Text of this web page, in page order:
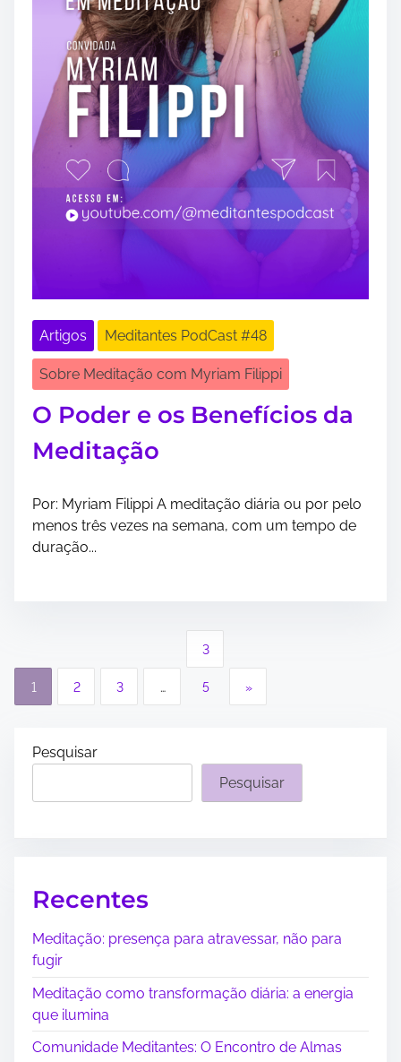
Artigos Meditantes PodCast #48
Sobre Meditação com Myriam Filippi
O Poder e os Benefícios da
Meditação
Por: Myriam Filippi A meditação diária ou por pelo
menos três vezes na semana, com um tempo de
duração...
1 2 3 …
3
5 »
Pesquisar
Pesquisar
Recentes
Meditação: presença para atravessar, não para
fugir
Meditação como transformação diária: a energia
que ilumina
Comunidade Meditantes: O Encontro de Almas